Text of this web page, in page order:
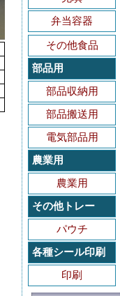
弁当容器
その他食品
部品用
部品収納用
部品搬送用
電気部品用
農業用
農業用
その他トレー
パウチ
各種シール印刷
印刷